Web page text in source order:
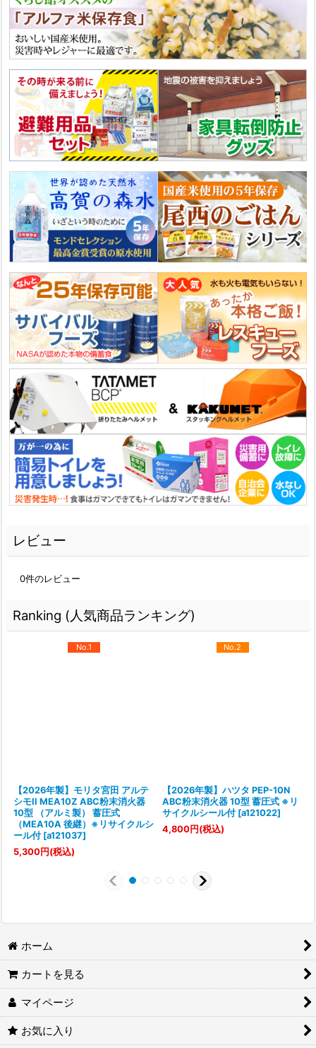
レビュー
0件のレビュー
Ranking (人気商品ランキング)
No.1
【2026年製】モリタ宮田 アルテ
シモII MEA10Z ABC粉末消火器
10型 （アルミ製） 蓄圧式
（MEA10A 後継）※リサイクルシ
ール付 [a121037]
5,300円 (税込)
No.2
【2026年製】ハツタ PEP-10N
ABC粉末消火器 10型 蓄圧式 ※リ
サイクルシール付 [a121022]
4,800円 (税込)
ホーム
カートを見る
マイページ
お気に入り